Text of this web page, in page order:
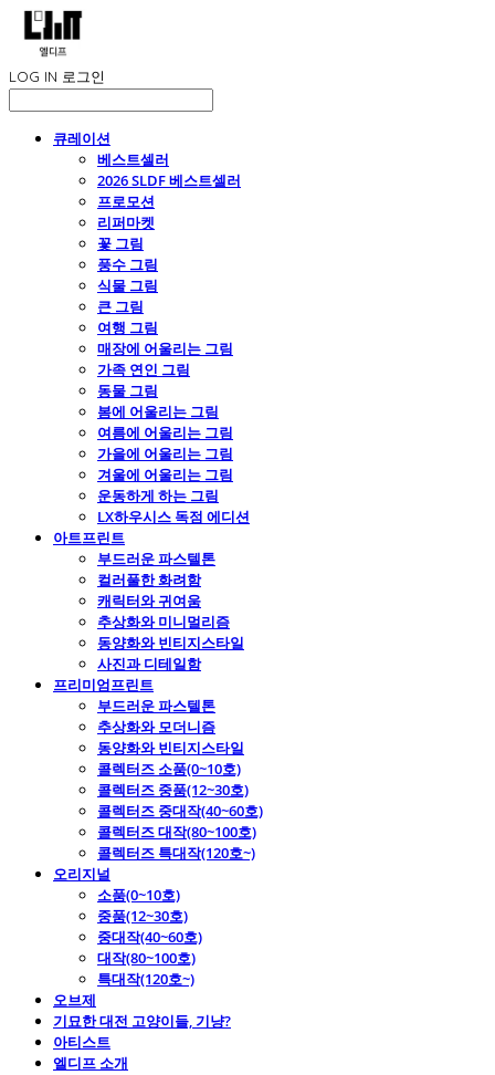
LOG IN 로그인
큐레이션
베스트셀러
2026 SLDF 베스트셀러
프로모션
리퍼마켓
꽃 그림
풍수 그림
식물 그림
큰 그림
여행 그림
매장에 어울리는 그림
가족 연인 그림
동물 그림
봄에 어울리는 그림
여름에 어울리는 그림
가을에 어울리는 그림
겨울에 어울리는 그림
운동하게 하는 그림
LX하우시스 독점 에디션
아트프린트
부드러운 파스텔톤
컬러풀한 화려함
캐릭터와 귀여움
추상화와 미니멀리즘
동양화와 빈티지스타일
사진과 디테일함
프리미엄프린트
부드러운 파스텔톤
추상화와 모더니즘
동양화와 빈티지스타일
콜렉터즈 소품(0~10호)
콜렉터즈 중품(12~30호)
콜렉터즈 중대작(40~60호)
콜렉터즈 대작(80~100호)
콜렉터즈 특대작(120호~)
오리지널
소품(0~10호)
중품(12~30호)
중대작(40~60호)
대작(80~100호)
특대작(120호~)
오브제
기묘한 대전 고양이들, 기냥?
아티스트
엘디프 소개